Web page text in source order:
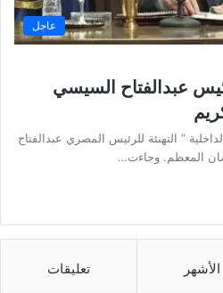
عاجل
عبدالفتاح السيسي
” التهنئة للرئيس المصري عبدالفتاح
المعظم. وجاءت…
الأشهر تعليقات